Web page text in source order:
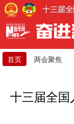
首页 两会聚焦
十三届全